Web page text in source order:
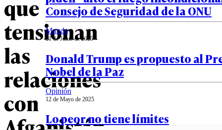
que
tensionan
las
relaciones
con
Consejo de Seguridad de la ONU
Mundo
21 de Junio de 2025
Donald Trump es propuesto al
Nobel de la Paz
Opinión
12 de Mayo de 2025
Lo peor no tiene límites